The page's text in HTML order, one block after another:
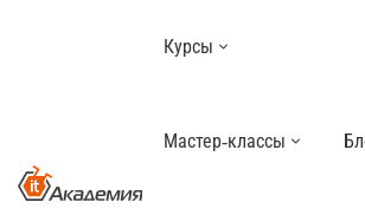
Курсы
Мастер-классы